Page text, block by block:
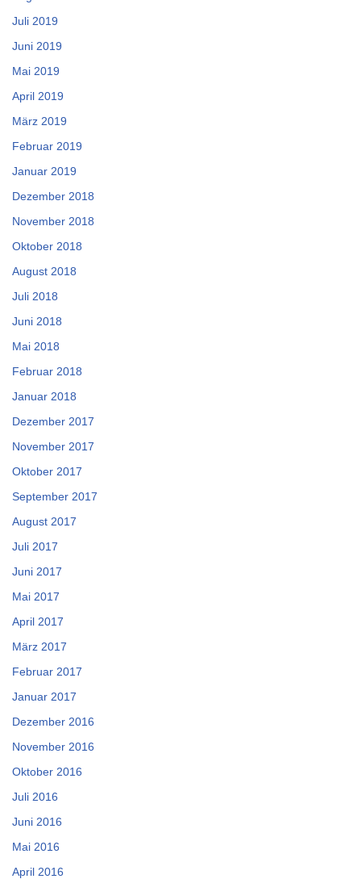
Juli 2019
Juni 2019
Mai 2019
April 2019
März 2019
Februar 2019
Januar 2019
Dezember 2018
November 2018
Oktober 2018
August 2018
Juli 2018
Juni 2018
Mai 2018
Februar 2018
Januar 2018
Dezember 2017
November 2017
Oktober 2017
September 2017
August 2017
Juli 2017
Juni 2017
Mai 2017
April 2017
März 2017
Februar 2017
Januar 2017
Dezember 2016
November 2016
Oktober 2016
Juli 2016
Juni 2016
Mai 2016
April 2016